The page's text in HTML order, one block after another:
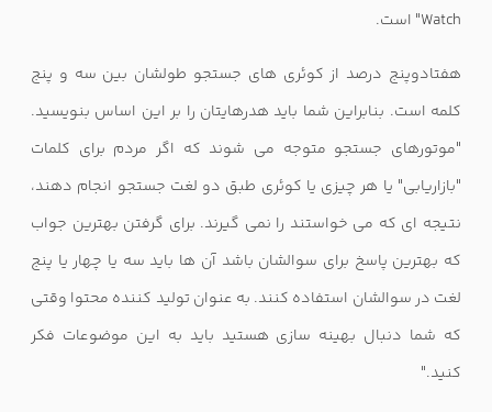
Watch" است.
هفتادوپنج درصد از کوئری های جستجو طولشان بین سه و پنج
کلمه است. بنابراین شما باید هدرهایتان را بر این اساس بنویسید.
"موتورهای جستجو متوجه می شوند که اگر مردم برای کلمات
"بازاریابی" یا هر چیزی یا کوئری طبق دو لغت جستجو انجام دهند،
نتیجه ای که می خواستند را نمی گیرند. برای گرفتن بهترین جواب
که بهترین پاسخ برای سوالشان باشد آن ها باید سه یا چهار یا پنج
لغت در سوالشان استفاده کنند. به عنوان تولید کننده محتوا وقتی
که شما دنبال بهینه سازی هستید باید به این موضوعات فکر
کنید."